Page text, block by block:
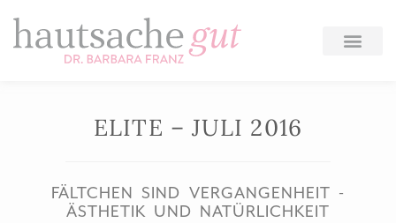
Zum
ELITE – JULI 2016
FÄLTCHEN SIND VERGANGENHEIT -
ÄSTHETIK UND NATÜRLICHKEIT